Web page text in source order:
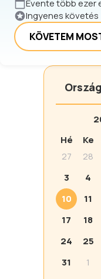
Évente több ezer
Ingyenes követés
KÖVETEM
Hé
Ke
27
28
3
4
10
11
17
18
24
25
31
1